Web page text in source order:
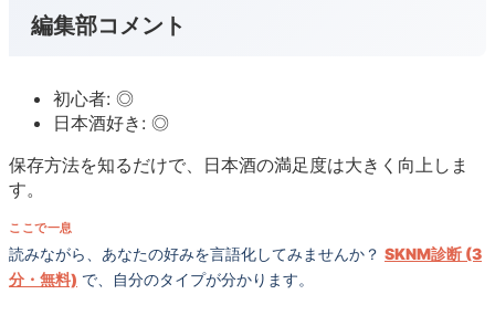
編集部コメント
初心者: ◎
日本酒好き: ◎
保存方法を知るだけで、日本酒の満足度は大きく向上しま
す。
ここで一息
読みながら、あなたの好みを言語化してみませんか？ SKNM診断 (3
分・無料) で、自分のタイプが分かります。